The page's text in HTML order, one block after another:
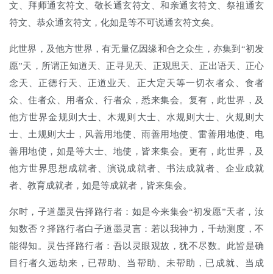
文、拜师通玄符文、敬长通玄符文、和亲通玄符文、祭祖通玄
符文、恭众通玄符文，化如是等不可说通玄符文矣。
此世界，及他方世界，有无量亿因缘和合之众生，亦集到“初发
愿”天，所谓正知道天、正寻见天、正观思天、正出语天、正心
念天、正德行天、正道业天、正大定天等一切衣者众、食者
众、住者众、用者众、行者众，悉来集会。复有，此世界，及
他方世界金规则大士、木规则大士、水规则大士、火规则大
士、土规则大士，风善用地使、雨善用地使、雷善用地使、电
善用地使，如是等大士、地使，皆来集会。更有，此世界，及
他方世界思想成就者、演说成就者、书法成就者、企业成就
者、教育成就者，如是等成就者，皆来集会。
尔时，子道墨灵告择路行者：如是今来集会“初发愿”天者，汝
知数否？择路行者白子道墨灵言：若以我神力，千劫测度，不
能得知。灵告择路行者：吾以灵眼观故，犹不尽数。此皆是确
目行者久远劫来，已帮助、当帮助、未帮助，已成就、当成